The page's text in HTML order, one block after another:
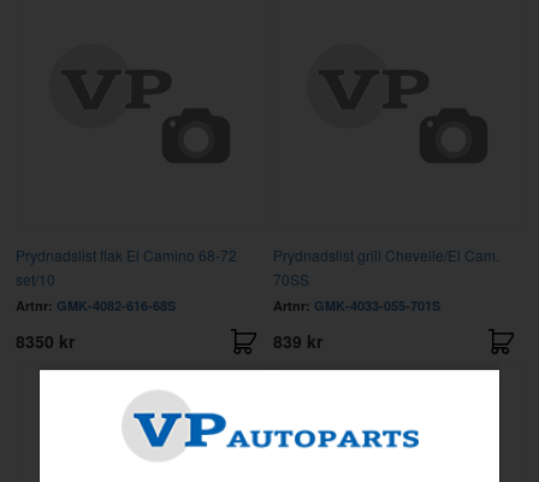
Prydnadslist flak El Camino 68-72
set/10
Artnr: GMK-4082-616-68S
8350 kr
Prydnadslist grill Chevelle/El Cam.
70SS
Artnr: GMK-4033-055-701S
839 kr